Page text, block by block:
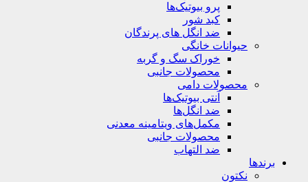
پرو بیوتیک‌ها
کبد شور
ضد انگل های پرندگان
حیوانات خانگی
خوراک سگ و گربه
محصولات جانبی
محصولات دامی
آنتی بیوتیک‌ها
ضد انگل‌ها
مکمل‌های ویتامینه معدنی
محصولات جانبی
ضد التهاب
برندها
نکتون